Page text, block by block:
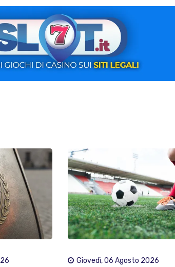
Giovedì, 06 Agosto 2026